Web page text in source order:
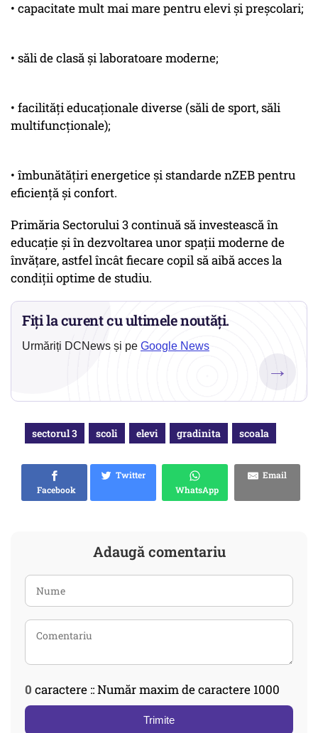
• capacitate mult mai mare pentru elevi și preșcolari;
• săli de clasă și laboratoare moderne;
• facilități educaționale diverse (săli de sport, săli
multifuncționale);
• îmbunătățiri energetice și standarde nZEB pentru
eficiență și confort.
Primăria Sectorului 3 continuă să investească în
educație și în dezvoltarea unor spații moderne de
învățare, astfel încât fiecare copil să aibă acces la
condiții optime de studiu.
Fiți la curent cu ultimele noutăți.
Urmăriți DCNews și pe Google News
→
sectorul 3 scoli elevi gradinita scoala
Facebook
Twitter
WhatsApp
Email
Adaugă comentariu
0 caractere :: Număr maxim de caractere 1000
Trimite